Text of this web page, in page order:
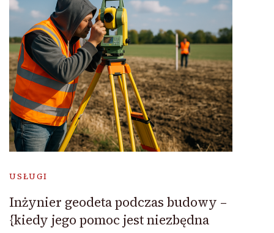
USŁUGI
Inżynier geodeta podczas budowy –
{kiedy jego pomoc jest niezbędna